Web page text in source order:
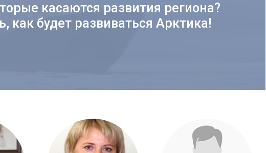
касаются развития региона?
будет развиваться Арктика!